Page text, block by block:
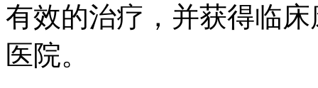
有效的治疗，并获得临
医院。